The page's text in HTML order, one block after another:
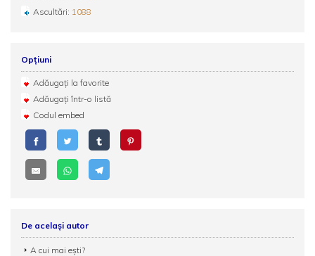
Ascultări: 1088
Opțiuni
Adăugați la favorite
Adăugați într-o listă
Codul embed
De același autor
A cui mai ești?